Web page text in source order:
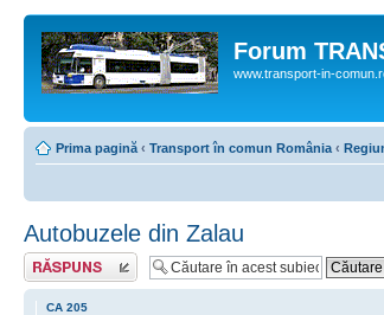
Forum
www.transport-in-
Prima pagină ‹ Transport în comun România ‹
Autobuzele din Zalau
Răspunde
CA 205